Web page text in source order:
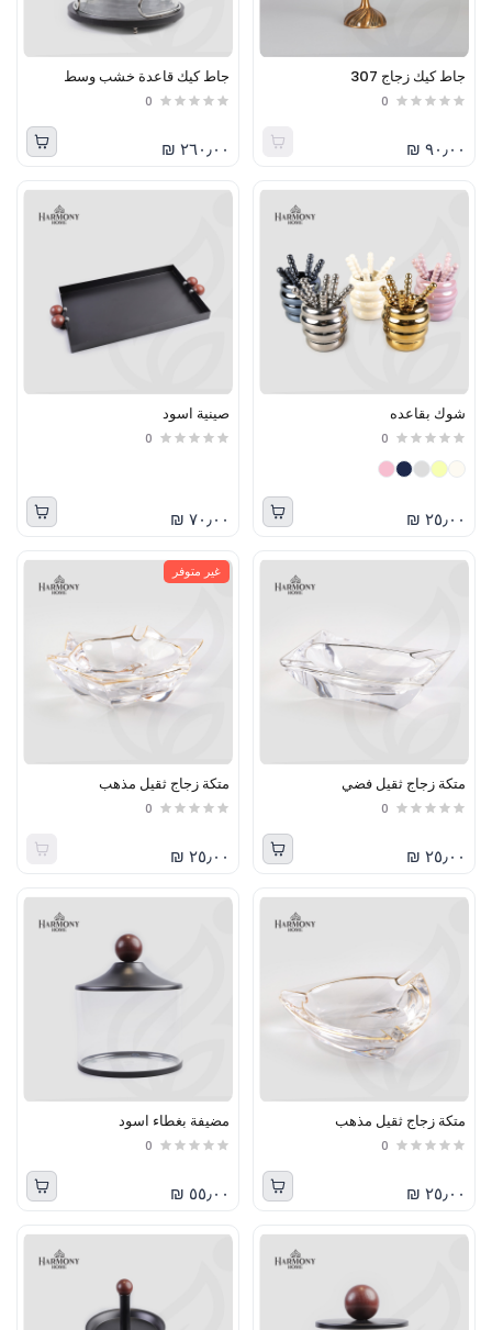
جاط كيك زجاج 307
0
٩٠٫٠٠ ₪
جاط كيك قاعدة خشب وسط
0
٢٦٠٫٠٠ ₪
شوك بقاعده
0
٢٥٫٠٠ ₪
صينية اسود
0
٧٠٫٠٠ ₪
متكة زجاج ثقيل فضي
0
٢٥٫٠٠ ₪
غير متوفر
متكة زجاج ثقيل مذهب
0
٢٥٫٠٠ ₪
متكة زجاج ثقيل مذهب
0
٢٥٫٠٠ ₪
مضيفة بغطاء اسود
0
٥٥٫٠٠ ₪